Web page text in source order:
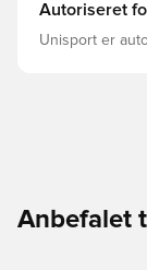
Autoriseret
Unisport er
Anbefalet